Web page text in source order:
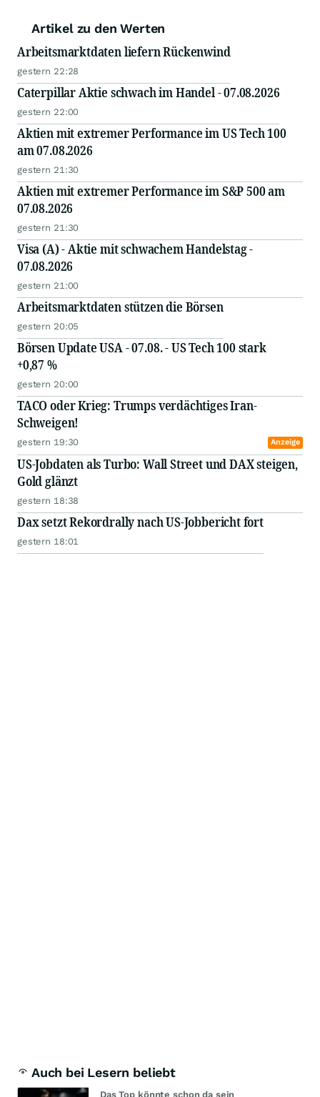
Artikel zu den Werten
Arbeitsmarktdaten liefern Rückenwind
gestern 22:28
Caterpillar Aktie schwach im Handel - 07.08.2026
gestern 22:00
Aktien mit extremer Performance im US Tech 100
am 07.08.2026
gestern 21:30
Aktien mit extremer Performance im S&P 500 am
07.08.2026
gestern 21:30
Visa (A) - Aktie mit schwachem Handelstag -
07.08.2026
gestern 21:00
Arbeitsmarktdaten stützen die Börsen
gestern 20:05
Börsen Update USA - 07.08. - US Tech 100 stark
+0,87 %
gestern 20:00
TACO oder Krieg: Trumps verdächtiges Iran-
Schweigen!
gestern 19:30 Anzeige
US-Jobdaten als Turbo: Wall Street und DAX steigen,
Gold glänzt
gestern 18:38
Dax setzt Rekordrally nach US-Jobbericht fort
gestern 18:01
Auch bei Lesern beliebt
Das Top könnte schon da sein